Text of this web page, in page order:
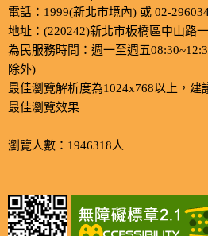
電話：1999(新北市境內) 或 02-
地址：(220242)新北市板橋區中山路
為民服務時間：週一至週五
除外)
最佳瀏覽解析度為1024x768以上，建
最佳瀏覽效果
瀏覽人數：1946318人